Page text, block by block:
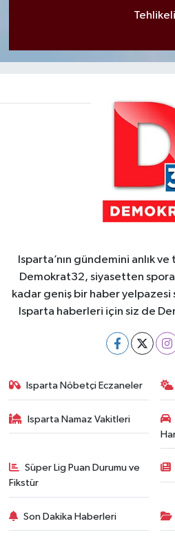
Tehlikeli
Isparta’nın gündemini anlık
Demokrat32, siyasetten
kadar geniş bir haber yelpazesi
Isparta haberleri için siz de
Isparta Nöbetçi Eczaneler
Isparta Namaz Vakitleri
Süper Lig Puan Durumu ve
Fikstür
Son Dakika Haberleri